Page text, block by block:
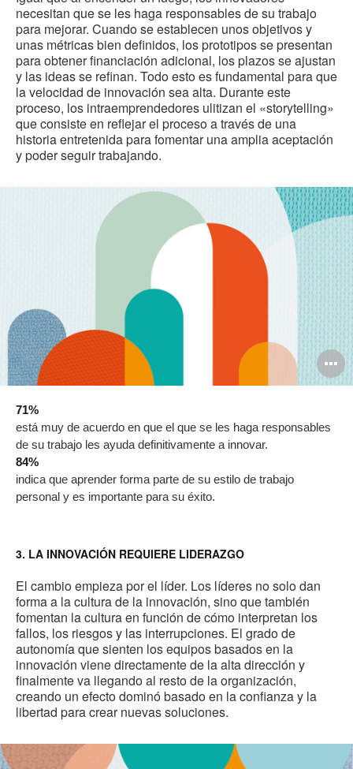
necesitan que se les haga responsables de su trabajo
para mejorar. Cuando se establecen unos objetivos y
unas métricas bien definidos, los prototipos se presentan
para obtener financiación adicional, los plazos se ajustan
y las ideas se refinan. Todo esto es fundamental para que
la velocidad de innovación sea alta. Durante este
proceso, los intraemprendedores ulitizan el «storytelling»
que consiste en reflejar el proceso a través de una
historia entretenida para fomentar una amplia aceptación
y poder seguir trabajando.
71%
está muy de acuerdo en que el que se les haga responsables
de su trabajo les ayuda definitivamente a innovar.
84%
indica que aprender forma parte de su estilo de trabajo
personal y es importante para su éxito.
3. LA INNOVACIÓN REQUIERE LIDERAZGO
El cambio empieza por el líder. Los líderes no solo dan
forma a la cultura de la innovación, sino que también
fomentan la cultura en función de cómo interpretan los
fallos, los riesgos y las interrupciones. El grado de
autonomía que sienten los equipos basados en la
innovación viene directamente de la alta dirección y
finalmente va llegando al resto de la organización,
creando un efecto dominó basado en la confianza y la
libertad para crear nuevas soluciones.